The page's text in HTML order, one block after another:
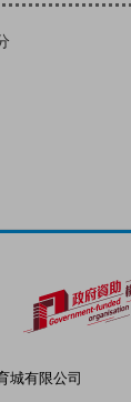
城有限公司